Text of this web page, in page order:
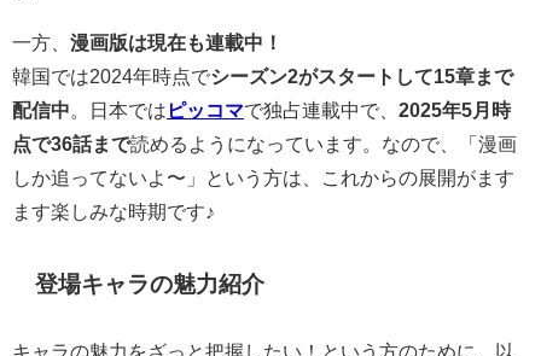
一方、 漫画版は現在も連載中！
韓国では2024年時点でシーズン2がスタートして15章まで
配信中 。日本では ピッコマで独占連載中で、 2025年5月時
点で36話まで読めるようになっています。なので、「漫画
しか追ってないよ〜」という方は、これからの展開がます
ます楽しみな時期です♪
登場キャラの魅力紹介
キャラの魅力をざっと把握したい！という方のために、以